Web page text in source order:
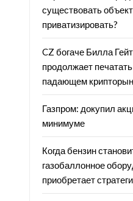
существовать
приватизировать?
CZ богаче Билла
продолжает
падающем
Газпром: докупил
минимуме
Когда бензин
газобаллонное
приобретает